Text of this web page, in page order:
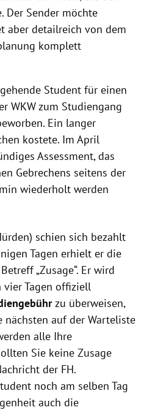
Der Sender möchte
aber detailreich von dem
komplett
Student für einen
WKW zum Studiengang
Ein langer
kostete. Im April
Assessment, das
Gebrechens seitens der
wiederholt werden
schien sich bezahlt
Tagen erhielt er die
„Zusage“. Er wird
Tagen offiziell
zu überweisen,
nächsten auf der Warteliste
alle Ihre
Sie keine Zusage
der FH.
noch am selben Tag
auch die